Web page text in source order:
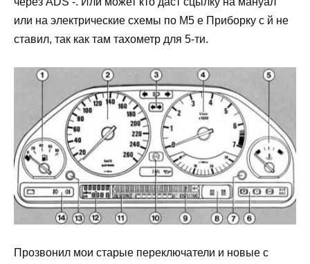
или на электрические схемы по М5 е Приборку с й не
ставил, так как там тахометр для 5-ти.
Прозвонил мои старые переключатели и новые с